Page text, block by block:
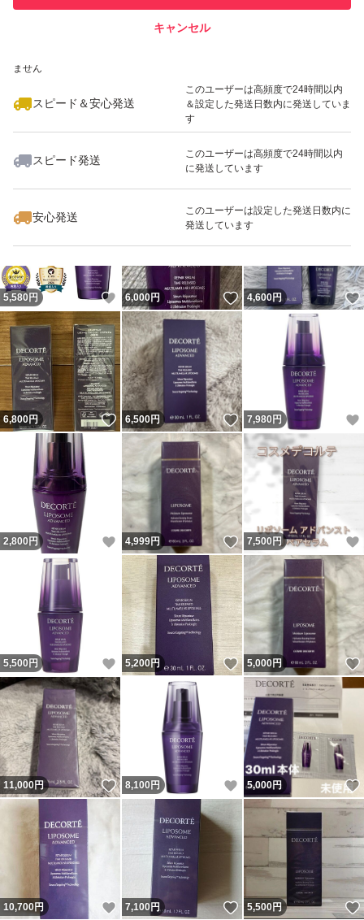
ません
スピード＆安心発送
このユーザーは高頻度で24時間以内
＆設定した発送日数内に発送していま
す
スピード発送
このユーザーは高頻度で24時間以内
に発送しています
安心発送
このユーザーは設定した発送日数内に
発送しています
キャンセル
いいね！
13,680
5,580 円 いいね！
6,000円 いいね！
4,600円
6,800円 いいね！
6,500円 いいね！
7,980 円
2,800 円 いいね！
4,999円 いいね！
7,500 円
5,500 円 いいね！
5,200円 いいね！
5,000円
11,000円 いいね！
8,100 円 いいね！
5,000円
10,700円 いいね！
7,100円 いいね！
5,500円